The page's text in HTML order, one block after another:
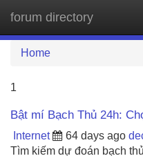
forum directory
Home
1
Bật mí Bạch Thủ 24h:
Internet 64 days ago
Tìm kiếm dự đoán bạch